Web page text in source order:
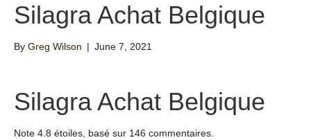
Silagra Achat Belgique
By Greg Wilson | June 7, 2021
Silagra Achat Belgique
Note 4.8 étoiles, basé sur 146 commentaires.